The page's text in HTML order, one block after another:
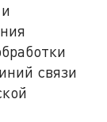
связи